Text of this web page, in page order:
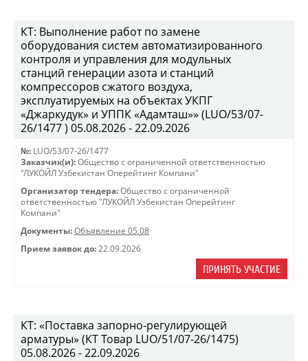
КТ: Выполнение работ по замене
оборудования систем автоматизированного
контроля и управления для модульных
станций генерации азота и станций
компрессоров сжатого воздуха,
эксплуатируемых на объектах УКПГ
«Джаркудук» и УППК «Адамташ»» (LUO/53/07-
26/1477 ) 05.08.2026 - 22.09.2026
№: LUO/53/07-26/1477
Заказчик(и): Общество с ограниченной ответственностью
"ЛУКОЙЛ Узбекистан Оперейтинг Компани"
Организатор тендера: Общество с ограниченной
ответственностью "ЛУКОЙЛ Узбекистан Оперейтинг
Компани"
Документы: Объявление 05.08
Прием заявок до: 22.09.2026
ПРИНЯТЬ УЧАСТИЕ
КТ: «Поставка запорно-регулирующей
арматуры» (КТ Товар LUO/51/07-26/1475)
05.08.2026 - 22.09.2026